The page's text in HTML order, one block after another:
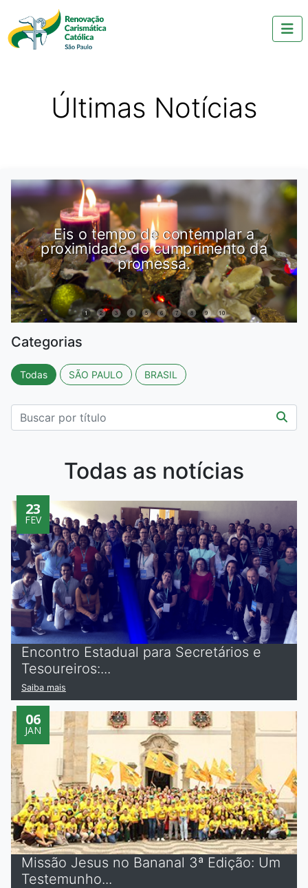
Últimas Notícias
Eis o tempo de contemplar a
proximidade do cumprimento da
promessa.
1 2 3 4 5 6 7 8 9 10
Categorias
Todas SÃO PAULO BRASIL
Todas as notícias
23
FEV
Encontro Estadual para Secretários e
Tesoureiros:...
Saiba mais
06
JAN
Missão Jesus no Bananal 3ª Edição: Um
Testemunho...